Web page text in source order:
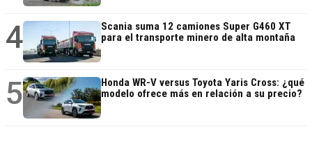
4
Scania suma 12 camiones Super G460 XT
para el transporte minero de alta montaña
5
Honda WR-V versus Toyota Yaris Cross: ¿qué
modelo ofrece más en relación a su precio?